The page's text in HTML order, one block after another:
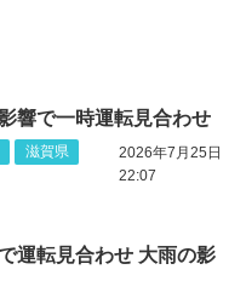
響で一時運転見合わせ
滋賀県
2026年7月25日
22:07
運転見合わせ 大雨の影